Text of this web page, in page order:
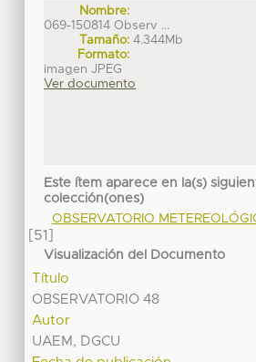
Nombre:
069-150814 Observ ...
Tamaño: 4.344Mb
Formato:
imagen JPEG
Ver documento
Este ítem aparece en la(s)
colección(ones)
OBSERVATORIO
[51]
Visualización del Documento
Título
OBSERVATORIO 48
Autor
UAEM, DGCU